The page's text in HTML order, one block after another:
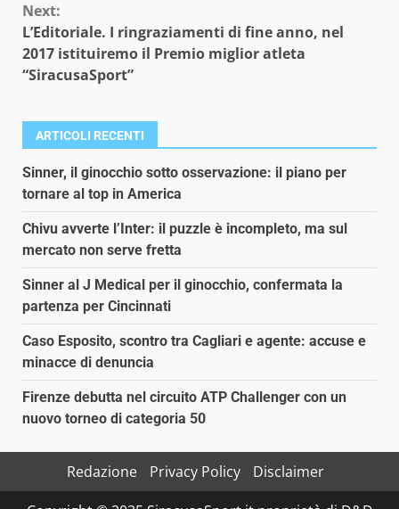
Next:
L’Editoriale. I ringraziamenti di fine anno, nel
2017 istituiremo il Premio miglior atleta
“SiracusaSport”
ARTICOLI RECENTI
Sinner, il ginocchio sotto osservazione: il piano per
tornare al top in America
Chivu avverte l’Inter: il puzzle è incompleto, ma sul
mercato non serve fretta
Sinner al J Medical per il ginocchio, confermata la
partenza per Cincinnati
Caso Esposito, scontro tra Cagliari e agente: accuse e
minacce di denuncia
Firenze debutta nel circuito ATP Challenger con un
nuovo torneo di categoria 50
Redazione Privacy Policy
Disclaimer